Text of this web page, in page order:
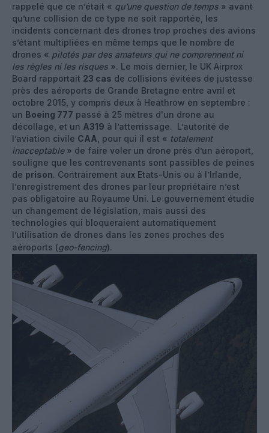
rappelé que ce n’était « qu’une question de temps » avant
qu’une collision de ce type ne soit rapportée, les
incidents concernant des drones trop proches des avions
s’étant multipliées en même temps que le nombre de
drones « pilotés par des amateurs qui ne comprennent ni
les règles ni les risques ». Le mois dernier, le UK Airprox
Board rapportait 23 cas de collisions évitées de justesse
près des aéroports de Grande Bretagne entre avril et
octobre 2015, y compris deux à Heathrow en septembre :
un Boeing 777 passé à 25 mètres d'un drone au
décollage, et un A319 à l’atterrissage. L’autorité de
l’aviation civile CAA , pour qui il est « totalement
inacceptable» de faire voler un drone près d’un aéroport,
souligne que les contrevenants sont passibles de peines
de prison. Contrairement aux Etats-Unis ou à l’Irlande,
l’enregistrement des drones par leur propriétaire n’est
pas obligatoire au Royaume Uni. Le gouvernement étudie
un changement de législation, mais aussi des
technologies qui bloqueraient automatiquement
l’utilisation de drones dans les zones proches des
aéroports (geo-fencing).